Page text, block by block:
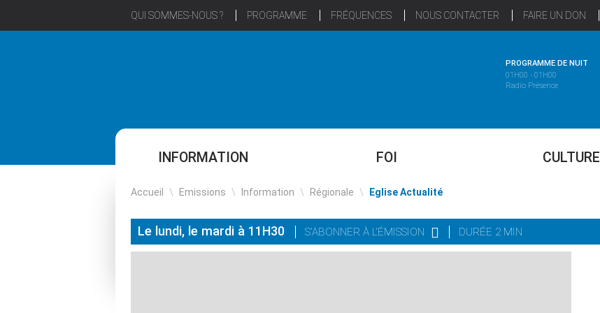
QUI SOMMES-NOUS ? PROGRAMME FRÉQUENCES NOUS CONTACTER FAIRE UN DON
PROGRAMME DE NUIT
01H00 - 01H00
Radio Présence
INFORMATION FOI CULTURE
Accueil \ Emissions \ Information \ Régionale \ Eglise Actualité
Le lundi, le mardi à 11H30 S'ABONNER À L'ÉMISSION DURÉE 2 MIN